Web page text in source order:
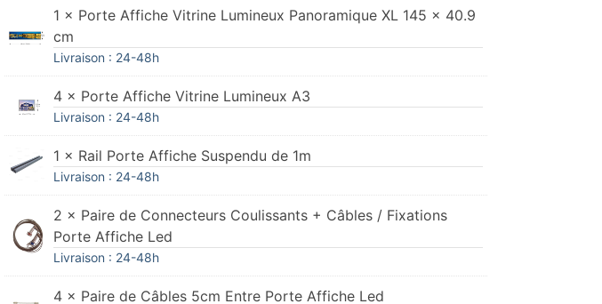
1 × Porte Affiche Vitrine Lumineux Panoramique XL 145 x 40.9
cm
Livraison : 24-48h
4 × Porte Affiche Vitrine Lumineux A3
Livraison : 24-48h
1 × Rail Porte Affiche Suspendu de 1m
Livraison : 24-48h
2 × Paire de Connecteurs Coulissants + Câbles / Fixations
Porte Affiche Led
Livraison : 24-48h
4 × Paire de Câbles 5cm Entre Porte Affiche Led